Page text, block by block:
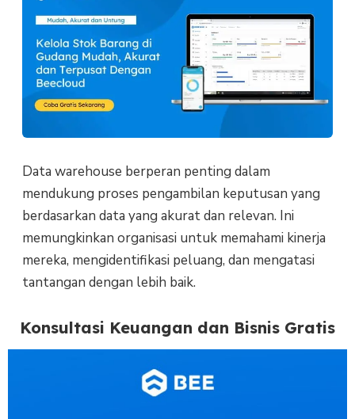
Data warehouse berperan penting dalam
mendukung proses pengambilan keputusan yang
berdasarkan data yang akurat dan relevan. Ini
memungkinkan organisasi untuk memahami kinerja
mereka, mengidentifikasi peluang, dan mengatasi
tantangan dengan lebih baik.
Konsultasi Keuangan dan Bisnis Gratis